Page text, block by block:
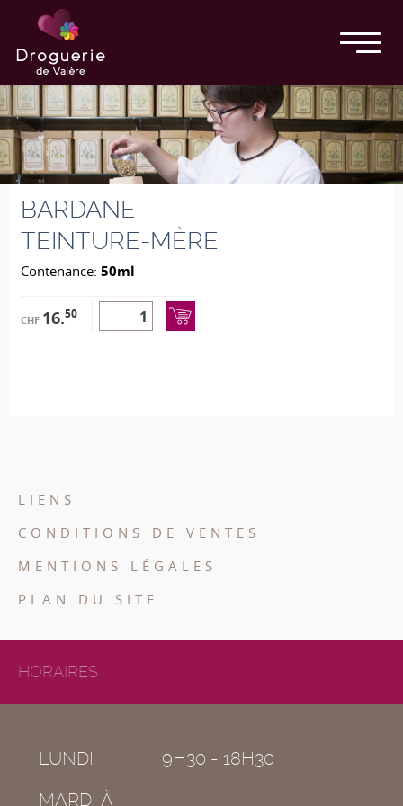
BARDANE
TEINTURE-MÈRE
Contenance: 50ml
CHF 16.50
LIENS
CONDITIONS DE VENTES
MENTIONS LÉGALES
PLAN DU SITE
HORAIRES
LUNDI
9H30 - 18H30
MARDI À